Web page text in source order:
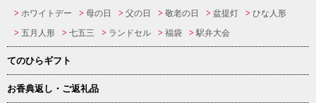
ホワイトデー
母の日 父の日 敬老の日 盆提灯
ひな人形
五月人形
七五三 ランドセル 福袋 駅弁大会
てのひらギフト
お香典返し・ご返礼品